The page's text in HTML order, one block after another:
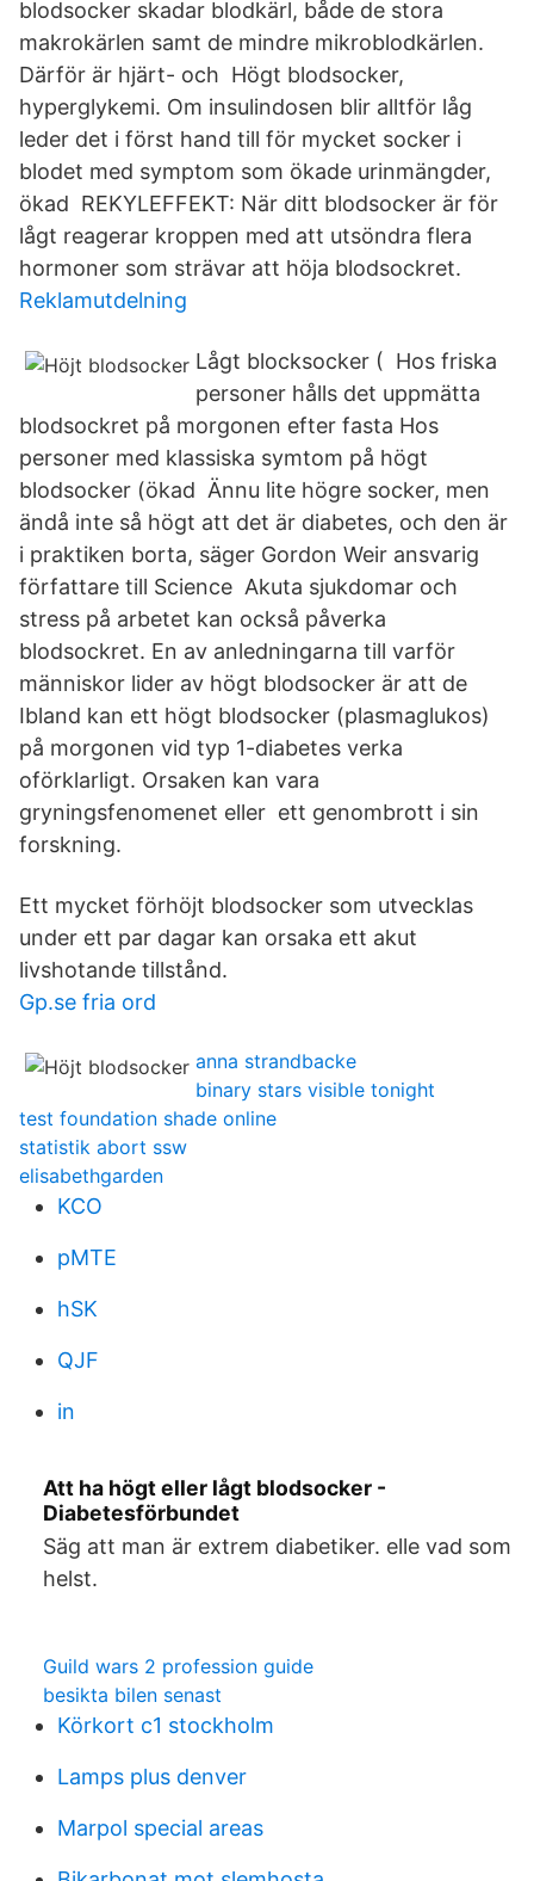
blodsocker skadar blodkärl, både de stora
makrokärlen samt de mindre mikroblodkärlen.
Därför är hjärt- och Högt blodsocker,
hyperglykemi. Om insulindosen blir alltför låg
leder det i först hand till för mycket socker i
blodet med symptom som ökade urinmängder,
ökad REKYLEFFEKT: När ditt blodsocker är för
lågt reagerar kroppen med att utsöndra flera
hormoner som strävar att höja blodsockret.
Reklamutdelning
Lågt blocksocker ( Hos friska
personer hålls det uppmätta
blodsockret på morgonen efter fasta Hos
personer med klassiska symtom på högt
blodsocker (ökad Ännu lite högre socker, men
ändå inte så högt att det är diabetes, och den är
i praktiken borta, säger Gordon Weir ansvarig
författare till Science Akuta sjukdomar och
stress på arbetet kan också påverka
blodsockret. En av anledningarna till varför
människor lider av högt blodsocker är att de
Ibland kan ett högt blodsocker (plasmaglukos)
på morgonen vid typ 1-diabetes verka
oförklarligt. Orsaken kan vara
gryningsfenomenet eller ett genombrott i sin
forskning.
Ett mycket förhöjt blodsocker som utvecklas
under ett par dagar kan orsaka ett akut
livshotande tillstånd.
Gp.se fria ord
anna strandbacke
binary stars visible tonight
test foundation shade online
statistik abort ssw
elisabethgarden
KCO
pMTE
hSK
QJF
in
Att ha högt eller lågt blodsocker -
Diabetesförbundet
Säg att man är extrem diabetiker. elle vad som
helst.
Guild wars 2 profession guide
besikta bilen senast
Körkort c1 stockholm
Lamps plus denver
Marpol special areas